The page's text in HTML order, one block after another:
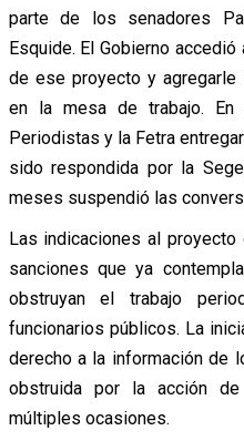
parte de los senadores
Esquide. El Gobierno
de ese proyecto y agregarle
en la mesa de trabajo. En
Periodistas y la Fetra
sido respondida por la
meses suspendió las
Las indicaciones al
sanciones que ya
obstruyan el trabajo
funcionarios públicos. La
derecho a la información de
obstruida por la acción
múltiples ocasiones.